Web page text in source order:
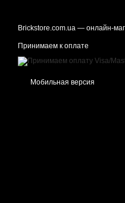
Brickstore.com.ua — онлайн-
Принимаем к оплате
Мобильная версия